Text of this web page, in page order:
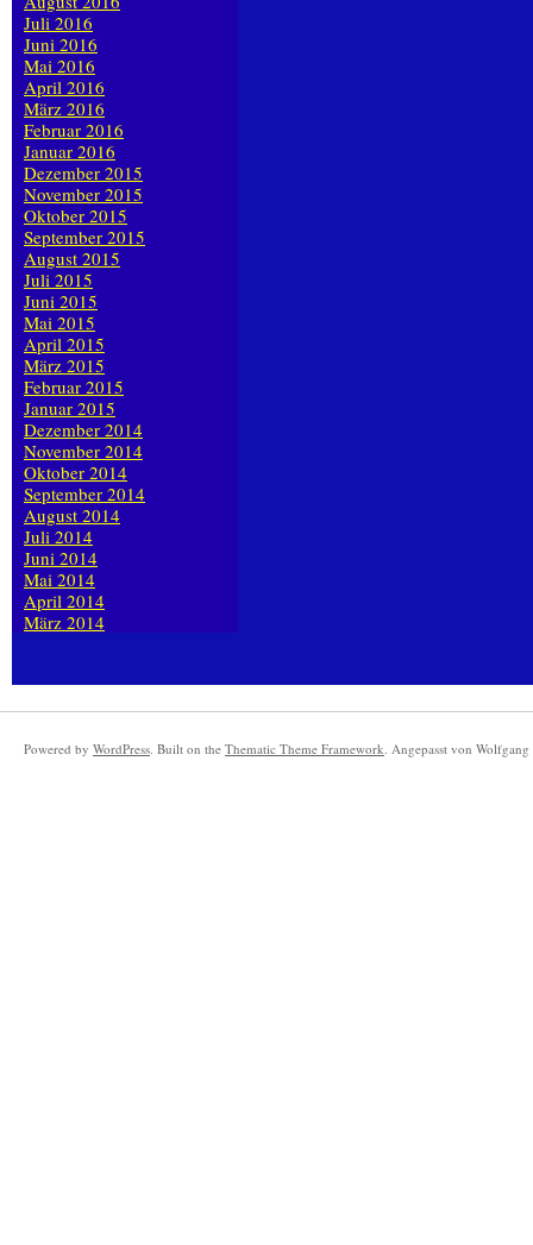
Juli 2016
Juni 2016
Mai 2016
April 2016
März 2016
Februar 2016
Januar 2016
Dezember 2015
November 2015
Oktober 2015
September 2015
August 2015
Juli 2015
Juni 2015
Mai 2015
April 2015
März 2015
Februar 2015
Januar 2015
Dezember 2014
November 2014
Oktober 2014
September 2014
August 2014
Juli 2014
Juni 2014
Mai 2014
April 2014
März 2014
Powered by WordPress. Built on the Thematic Theme Framework. Angepasst von